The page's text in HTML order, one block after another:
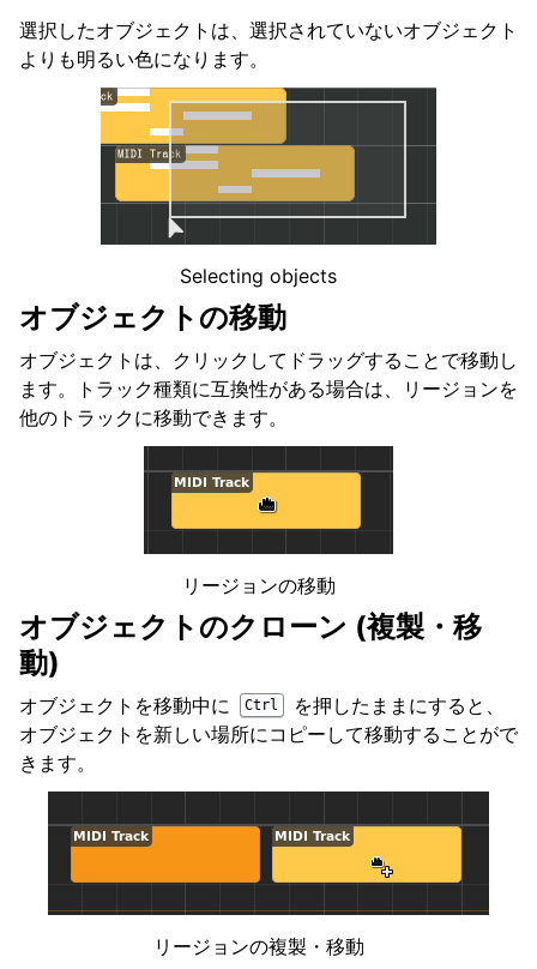
navigation of コードとスケール
navigation of エクスポート
navigation of スクリプティング
navigation of テーマ
navigation of 貢献
navigation of 付録
選択したオブジェクトは、選択されていないオブジェクト
よりも明るい色になります。
Selecting objects
オブジェクトの移動
オブジェクトは、クリックしてドラッグすることで移動し
ます。トラック種類に互換性がある場合は、リージョンを
他のトラックに移動できます。
リージョンの移動
オブジェクトのクローン (複製・移
動)
オブジェクトを移動中に Ctrl
を押したままにすると、
オブジェクトを新しい場所にコピーして移動することがで
きます。
リージョンの複製・移動